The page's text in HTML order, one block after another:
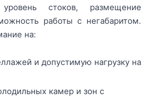
стоков, размещение
работы с негабаритом.
на:
и допустимую нагрузку на
камер и зон с